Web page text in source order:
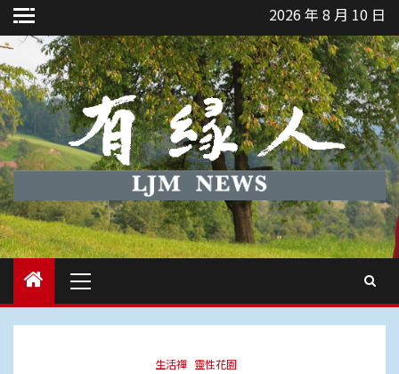
Skip
to
content
2026 年 8 月 10 日
Menu
生活禪 靈性花園